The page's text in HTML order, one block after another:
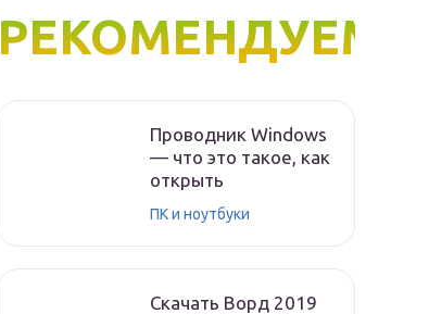
РЕКОМЕНДУЕМ
Проводник Windows
— что это такое, как
открыть
ПК и ноутбуки
Скачать Ворд 2019